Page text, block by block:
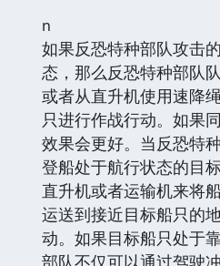
n
如果反恐特种部队攻击
态，那么反恐特种部队
或者从直升机使用速降
只进行作战行动。如果
效果会更好。当反恐特
登船处于航行状态的目
直升机或者运输机来将
运送到接近目标船只的
动。如果目标船只处于
部队不仅可以通过驾驶